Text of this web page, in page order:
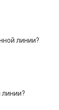
линии?